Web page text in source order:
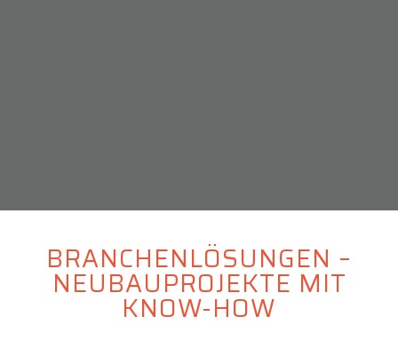
BRANCHENLÖSUNGEN –
NEUBAUPROJEKTE MIT
KNOW-HOW